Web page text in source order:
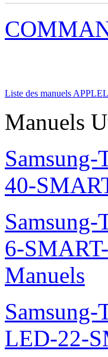
Liste des manuels APPLE
Manuels
40-
6-
Manuels
LED-22-